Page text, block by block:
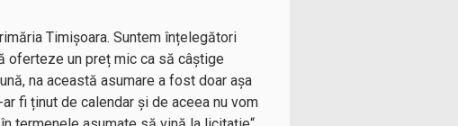
Timișoara. Suntem înțelegători
oferteze un preț mic ca să câștige
na această asumare a fost doar așa
fi ținut de calendar și de aceea nu vom